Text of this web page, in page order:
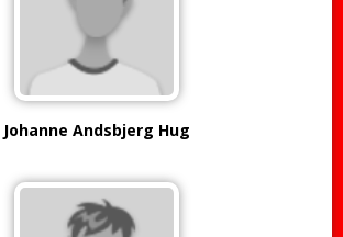
Johanne Andsbjerg Hug